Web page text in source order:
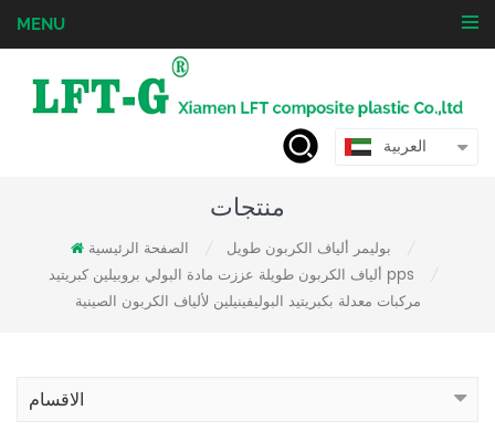
MENU
العربية
منتجات
الصفحة الرئيسية بوليمر ألياف الكربون طويل
ألياف الكربون طويلة عززت مادة البولي بروبيلين كبريتيد pps
مركبات معدلة بكبريتيد البوليفينيلين لألياف الكربون الصينية
الاقسام